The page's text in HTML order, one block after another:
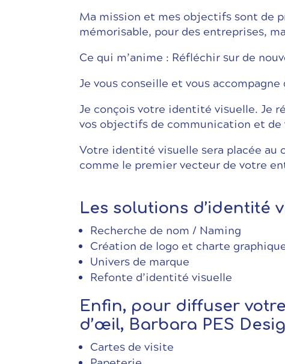
Ma mission et mes objectifs sont de
mémorisable, pour des entreprises,
Ce qui m’anime : Réfléchir sur de
Je vous conseille et vous
Je conçois votre identité visuelle. Je
vos objectifs de communication et
Votre identité visuelle sera placée au
comme le premier vecteur de votre
Les solutions d’identité
Recherche de nom / Naming
Création de logo et charte
Univers de marque
Refonte d’identité visuelle
Enfin, pour diffuser
d’œil, Barbara PES
Cartes de visite